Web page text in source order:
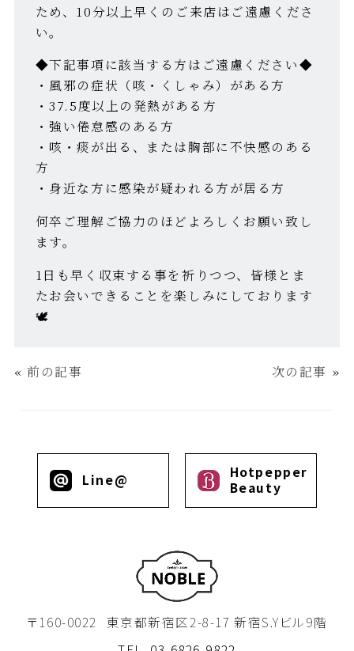
ため、10分以上早くのご来店はご遠慮くださ
い。
◆下記事項に該当する方はご遠慮ください◆
・風邪の症状（咳・くしゃみ）がある方
・37.5度以上の発熱がある方
・強い倦怠感のある方
・咳・痰が出る、または胸部に不快感のある
方
・身近な方に感染が疑われる方が居る方
何卒ご理解ご協力のほどよろしくお願い致し
ます。
1日も早く収束する事を祈りつつ、皆様とま
たお会いできることを楽しみにしております
🕊
«前の記事 次の記事 »
Line@
Hotpepper
Beauty
〒160-0022
東京都新宿区2-8-17 新宿S.Yビル9階